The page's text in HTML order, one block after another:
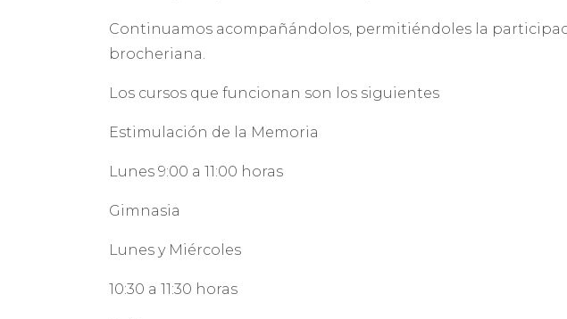
Continuamos acompañándolos, permitiéndoles la
brocheriana.
Los cursos que funcionan son los siguientes
Estimulación de la Memoria
Lunes 9:00 a 11:00 horas
Gimnasia
Lunes y Miércoles
10:30 a 11:30 horas